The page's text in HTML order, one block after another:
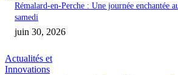
Rémalard-en-Perche : Une journée enchantée
samedi
juin 30, 2026
Actualités et
Innovations